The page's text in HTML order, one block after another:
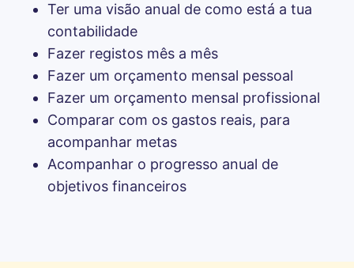
Ter uma visão anual de como está a tua
contabilidade
Fazer registos mês a mês
Fazer um orçamento mensal pessoal
Fazer um orçamento mensal profissional
Comparar com os gastos reais, para
acompanhar metas
Acompanhar o progresso anual de
objetivos financeiros